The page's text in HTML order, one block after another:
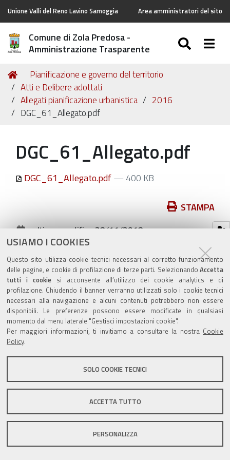
USIAMO I COOKIES
Questo sito utilizza cookie tecnici necessari al corretto funzionamento
delle pagine, e cookie di profilazione di terze parti. Selezionando Accetta
tutti i cookiesi acconsente all’utilizzo dei cookie analytics e di
profilazione. Chiudendo il banner verranno utilizzati solo i cookie tecnici
necessari alla navigazione e alcuni contenuti potrebbero non essere
disponibili. Le preferenze possono essere modificate in qualsiasi
momento dal menu laterale "Gestisci impostazioni cookie".
Per maggiori informazioni, ti invitiamo a consultare la nostra Cookie
Policy.
SOLO COOKIE TECNICI
ACCETTA TUTTO
PERSONALIZZA
Unione Valli del Reno Lavino Samoggia Area amministratori del sito
Comune di Zola Predosa -
Amministrazione Trasparente
Tu
sei
qui:
Home
Pianificazione e governo del territorio
Atti e Delibere adottati
Allegati pianificazione urbanistica
2016
DGC_61_Allegato.pdf
DGC_61_Allegato.pdf
DGC_61_Allegato.pdf— 400 KB
STAMPA
ultima modifica28/11/2018
Valuta questo sito
Sito istituzionale Comune di Zola Predosa
Privacy policy|DPO|Accessibilità